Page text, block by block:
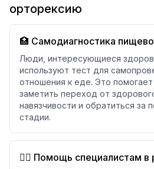
орторексию
🏥 Самодиагностика
Люди, интересующиеся
используют тест для
отношения к еде. Это
заметить переход от
навязчивости и обратиться за
стадии.
👨‍⚕️ Помощь специалистам в